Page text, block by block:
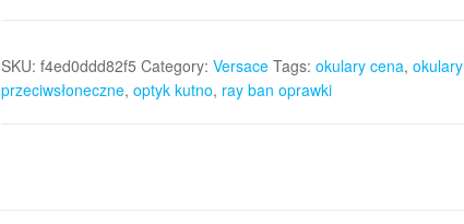
SKU: f4ed0ddd82f5 Category: Versace Tags: okulary cena, okulary
przeciwsłoneczne, optyk kutno, ray ban oprawki